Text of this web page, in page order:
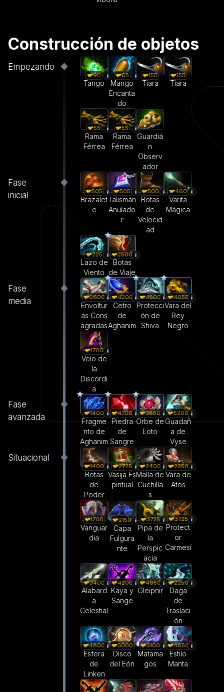
Construcción de objetos
Empezando
90
Tango
65
Mango
Encanta
do
155
Tiara
155
Tiara
55
Rama
Férrea
55
Rama
Férrea
Guardiá
n
Observ
ador
Fase
inicial
505
Brazalet
e
505
Talismán
Anulado
r
500
Botas
de
Velocid
ad
460
Varita
Mágica
225
Lazo de
Viento
2500
Botas
de Viaje
Fase
media
2600
Envoltur
as Cons
agradas
4200
Cetro
de
Aghanim
4500
Protecci
ón de
Shiva
4050
Vara del
Rey
Negro
1700
Velo de
la
Discordi
a
Fase
avanzada
1400
Fragme
nto de
Aghanim
4700
Piedra
de
Sangre
3850
Orbe de
Loto
5200
Guadañ
a de
Vyse
Situacional
1400
Botas
de
Poder
2725
Vasija Es
piritual
2400
Malla de
Cuchilla
s
2250
Vara de
Atos
1700
Vanguar
dia
2150
Capa
Fulgura
nte
3725
Pipa de
la
Perspic
acia
3725
Protect
or
Carmesí
3400
Alabard
a
Celestial
4200
Kaya y
Sange
4650
Gleipnir
2250
Daga
de
Traslaci
ón
4800
Esfera
de
Linken
3000
Disco
del Eón
3100
Matama
gos
4650
Estilo
Manta